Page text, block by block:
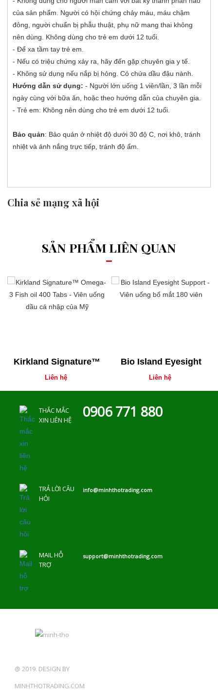
của sản phẩm. Người có hội chứng chảy máu, máu chậm
đông, người chuẩn bị phẫu thuật, phụ nữ mang thai không
nên dùng. Không dùng cho trẻ em dưới 12 tuổi.
- Để xa tầm tay trẻ em.
- Nếu có triệu chứng xảy ra, hãy đến gặp chuyên gia y tế.
- Không sử dụng nếu nắp bị hỏng. Có chứa dầu đậu nành.
Hướng dẫn sử dụng: - Người lớn uống 1 viên/lần, 3 lần mỗi
ngày cùng với bữa ăn, hoặc theo hướng dẫn của chuyên gia.
- Trẻ em: Không nên dùng cho trẻ em dưới 12 tuổi.
Bảo quản: Bảo quản ở nhiệt độ dưới 30 độ C, nơi khô, tránh
nhiệt và ánh nắng trực tiếp, tránh độ ẩm.
Chia sẻ mạng xã hội
SẢN PHẨM LIÊN QUAN
Kirkland Signature™
Omega-3 Fish oil 400
Liên hệ
Bio Island Eyesight
Support - Viên uống
Liên hệ
THẮC MẮC
XIN LIÊN HỆ
0906 771 880
TRẢ LỜI CÂU
HỎI
info@minhthotrading.com
MAIL HỖ
TRỢ
support@minhthotrading.com
@ 2019. DESIGN BY
MINHTHOTRADING.COM